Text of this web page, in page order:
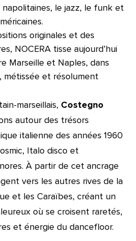
le jazz, le funk et
originales et des
NOCERA tisse aujourd’hui
Marseille et Naples, dans
métissée et résolument
marseillais, Costegno
autour des trésors
italienne des années 1960
Italo disco et
À partir de cet ancrage
vers les autres rives de la
et les Caraïbes, créant un
où se croisent raretés,
et énergie du dancefloor.